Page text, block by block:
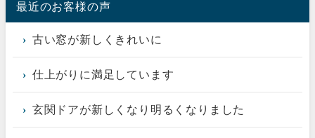
最近のお客様の声
古い窓が新しくきれいに
仕上がりに満足しています
玄関ドアが新しくなり明るくなりました